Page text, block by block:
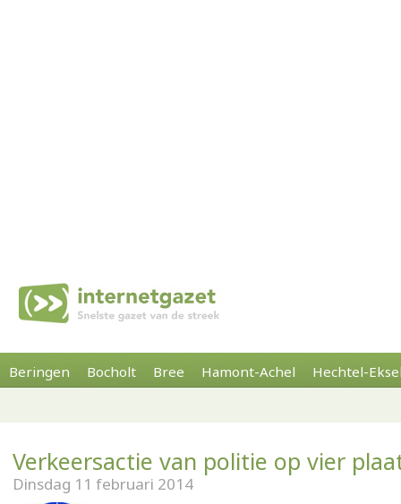
Beringen Bocholt Bree Hamont-Achel Hechtel-
Verkeersactie van politie op vier
Dinsdag 11 februari 2014